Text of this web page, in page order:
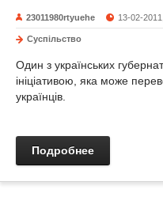
23011980rtyuehe 13-02-
Суспільство
Один з українських
ініціативою, яка може
українців.
Подробнее